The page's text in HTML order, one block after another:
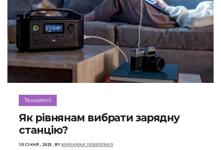
Технології
Як рівнянам вибрати зарядну
станцію?
10 СІЧНЯ , 2023 ,BYMARIANNA SEMERENKO